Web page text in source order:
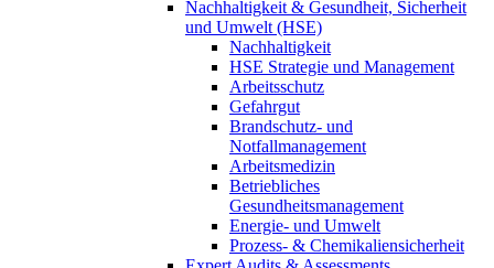
Nachhaltigkeit & Gesundheit, Sicherheit
und Umwelt (HSE)
Nachhaltigkeit
HSE Strategie und Management
Arbeitsschutz
Gefahrgut
Brandschutz- und
Notfallmanagement
Arbeitsmedizin
Betriebliches
Gesundheitsmanagement
Energie- und Umwelt
Prozess- & Chemikaliensicherheit